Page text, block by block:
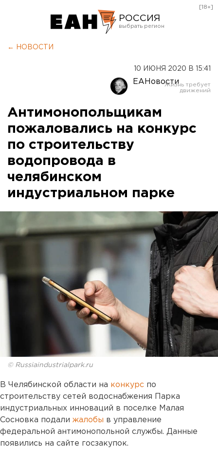
РОССИЯ
Оренбург
[18+]
← НОВОСТИ
10 ИЮНЯ 2020 В 15:41
ЕАНовости
Антимонопольщикам
пожаловались на конкурс
по строительству
водопровода в
челябинском
индустриальном парке
© Russiaindustrialpark.ru
В Челябинской области на конкурс по
строительству сетей водоснабжения Парка
индустриальных инноваций в поселке Малая
Сосновка подали жалобы в управление
федеральной антимонопольной службы. Данные
появились на сайте госзакупок.